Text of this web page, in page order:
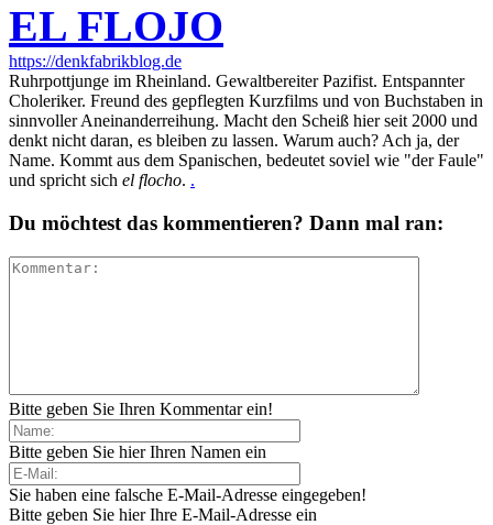
EL FLOJO
https://denkfabrikblog.de
Ruhrpottjunge im Rheinland. Gewaltbereiter Pazifist. Entspannter
Choleriker. Freund des gepflegten Kurzfilms und von Buchstaben in
sinnvoller Aneinanderreihung. Macht den Scheiß hier seit 2000 und
denkt nicht daran, es bleiben zu lassen. Warum auch? Ach ja, der
Name. Kommt aus dem Spanischen, bedeutet soviel wie "der Faule"
und spricht sich el flocho. .
Du möchtest das kommentieren? Dann mal ran:
Bitte geben Sie Ihren Kommentar ein!
Bitte geben Sie hier Ihren Namen ein
Sie haben eine falsche E-Mail-Adresse eingegeben!
Bitte geben Sie hier Ihre E-Mail-Adresse ein